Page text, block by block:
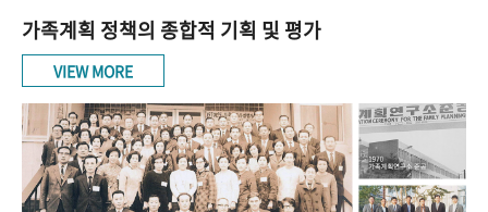
가족계획 정책의 종합적 기획 및 평가
VIEW MORE